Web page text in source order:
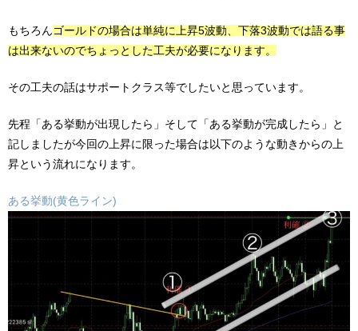
もちろん ゴールドの場合は単純に上昇5波動、下落3波動では語る事
は出来ないのでちょっとした工夫が必要になります。
その工夫の話はサポートクラス等でしたいと思っています。
先程「ある挙動が出現したら」そして「ある挙動が完成したら」と
記しましたが今回の上昇に限った場合は以下のような動きからの上
昇という流れになります。
ある挙動(黄色ライン)